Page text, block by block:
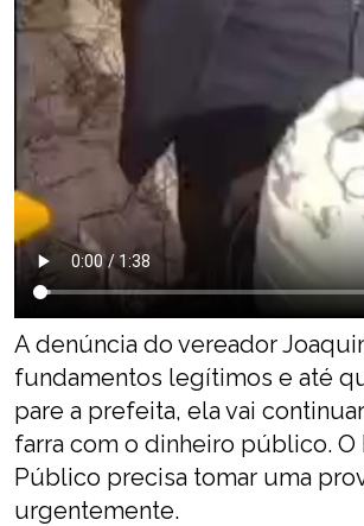
A denúncia do vereador
fundamentos legítimos e até
pare a prefeita, ela vai
farra com o dinheiro público. O
Público precisa tomar uma
urgentemente.